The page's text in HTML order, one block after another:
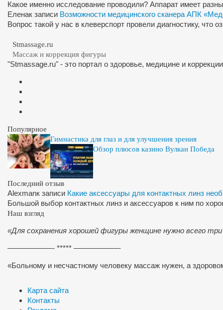
Какое именно исследование проводили? Аппарат имеет
Еленак записи Возможности медицинского сканера АПК
Вопрос такой у нас в клеверспорт провели диагностику, что
Stmassage.ru
Массаж и коррекция фигуры
"Stmassage.ru" - это портал о здоровье, медицине и
Популярное
Гимнастика для глаз и для улучшения зрения
Обзор плюсов казино Вулкан Победа
Последний отзыв
Alexmanк записи Какие аксессуары для контактных линз
Большой выбор контактных линз и аксессуаров к ним по
Наш взгляд
«Для сохранения хорошей фигуры женщине нужно всего
——————- ***** ——————-
«Больному и несчастному человеку массаж нужен, а
Карта сайта
Контакты